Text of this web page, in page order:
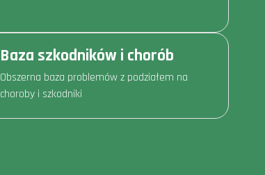
Baza szkodników i chorób
Obszerna baza problemów z podziałem na
choroby i szkodniki